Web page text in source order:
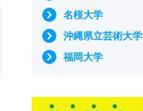
名桜大学
沖縄県立芸術大学
福岡大学